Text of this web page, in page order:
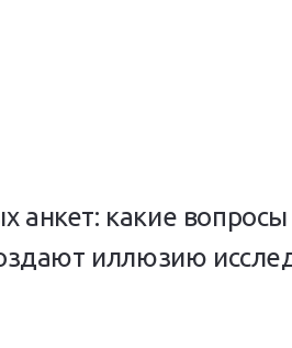
анкет: какие вопросы
иллюзию